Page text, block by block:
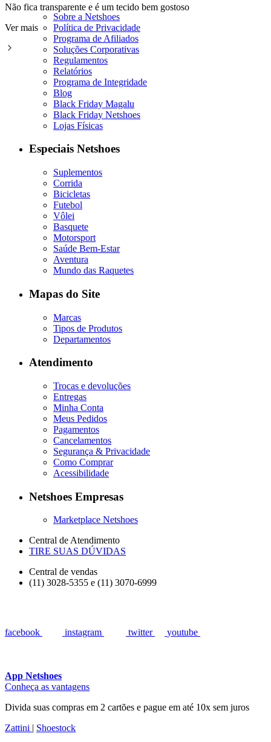
Não fica transparente e é um tecido bem gostoso
Ver mais
Sobre a Netshoes
Política de Privacidade
Programa de Afiliados
Soluções Corporativas
Regulamentos
Relatórios
Programa de Integridade
Blog
Black Friday Magalu
Black Friday Netshoes
Lojas Físicas
Especiais Netshoes
Suplementos
Corrida
Bicicletas
Futebol
Vôlei
Basquete
Motorsport
Saúde Bem-Estar
Aventura
Mundo das Raquetes
Mapas do Site
Marcas
Tipos de Produtos
Departamentos
Atendimento
Trocas e devoluções
Entregas
Minha Conta
Meus Pedidos
Pagamentos
Cancelamentos
Segurança & Privacidade
Como Comprar
Acessibilidade
Netshoes Empresas
Marketplace Netshoes
Central de Atendimento
TIRE SUAS DÚVIDAS
Central de vendas
(11) 3028-5355 e (11) 3070-6999
facebook instagram twitter youtube
App Netshoes
Conheça as vantagens
Divida suas compras em 2 cartões e pague em até 10x sem juros
Zattini | Shoestock